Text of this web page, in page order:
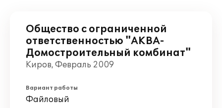
Общество с ограниченной
ответственностью "АКВА-
Домостроительный комбинат"
Киров, Февраль 2009
Вариант работы
Файловый